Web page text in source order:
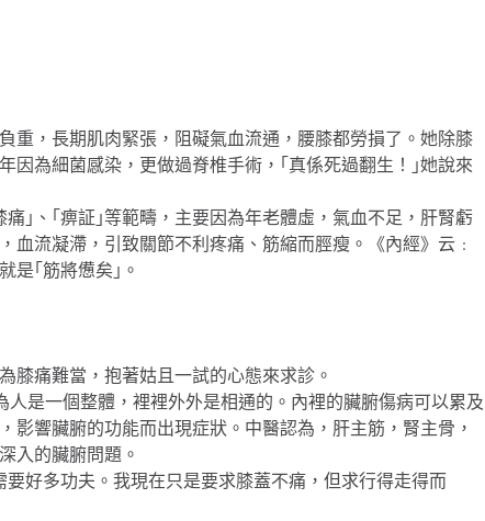
重，長期肌肉緊張，阻礙氣血流通，腰膝都勞損了。她除膝
因為細菌感染，更做過脊椎手術，｢真係死過翻生！｣她說來
痛｣、｢痹証｣等範疇，主要因為年老體虛，氣血不足，肝腎虧
血流凝滯，引致關節不利疼痛、筋縮而脛瘦。《內經》云﹕
是｢筋將憊矣｣。
膝痛難當，抱著姑且一試的心態來求診。
是一個整體，裡裡外外是相通的。內裡的臟腑傷病可以累及
影響臟腑的功能而出現症狀。中醫認為，肝主筋，腎主骨，
入的臟腑問題。
好多功夫。我現在只是要求膝蓋不痛，但求行得走得而